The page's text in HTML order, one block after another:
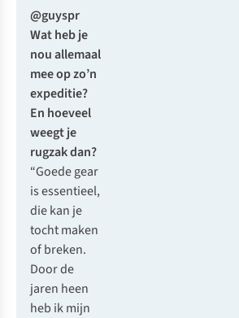
@guyspr
Wat heb je
nou allemaal
mee op zo’n
expeditie?
En hoeveel
weegt je
rugzak dan?
“Goede gear
is essentieel,
die kan je
tocht maken
of breken.
Door de
jaren heen
heb ik mijn